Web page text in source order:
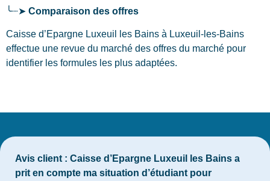
╰┈➤ Comparaison des offres
Caisse d’Epargne Luxeuil les Bains à Luxeuil-les-Bains
effectue une revue du marché des offres du marché pour
identifier les formules les plus adaptées.
Avis client : Caisse d’Epargne Luxeuil les Bains a
prit en compte ma situation d’étudiant pour